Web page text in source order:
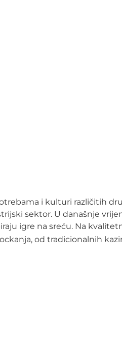
i kulturi različitih
sektor. U današnje
igre na sreću. Na
od tradicionalnih